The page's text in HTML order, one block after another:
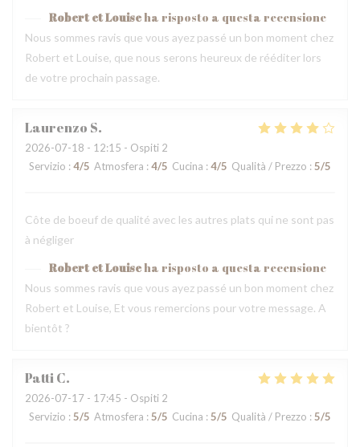
Robert et Louiseha risposto a questa recensione
Nous sommes ravis que vous ayez passé un bon moment chez
Robert et Louise, que nous serons heureux de rééditer lors
de votre prochain passage.
Laurenzo S
2026-07-18 - 12:15 - Ospiti 2
Servizio : 4/5 Atmosfera : 4/5 Cucina : 4/5 Qualità / Prezzo : 5/5
Côte de boeuf de qualité avec les autres plats qui ne sont pas
à négliger
Robert et Louiseha risposto a questa recensione
Nous sommes ravis que vous ayez passé un bon moment chez
Robert et Louise, Et vous remercions pour votre message. A
bientôt ?
PattiC
2026-07-17 - 17:45 - Ospiti 2
Servizio : 5/5 Atmosfera : 5/5 Cucina : 5/5 Qualità / Prezzo : 5/5